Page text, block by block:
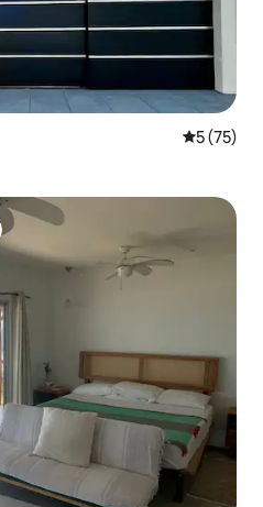
5 (75)